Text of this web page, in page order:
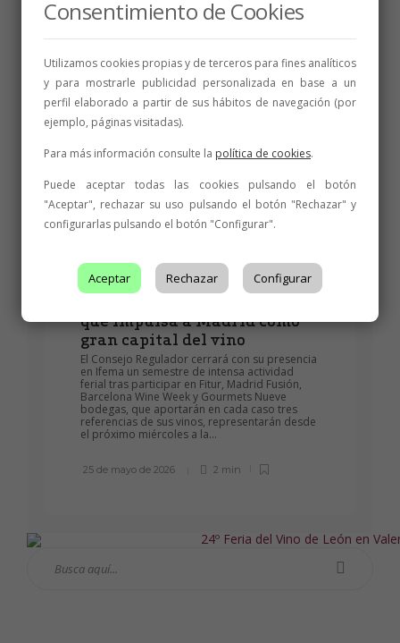
Pincerna, Gordonzello, Melgarajo, Meóriga, El
Merino triunfan en los Premios Baco, Ecovino,
International Virtus y Onvinum Un nuevo gran
oro, ocho oros y doce platas suman otras
veintiuna medallas para los vinos certificados
por la Denominación de Origen...
6 de junio de 2026
La DO León llevará nueve
que impulsa a Madrid como
gran capital del vino
El Consejo Regulador cerrará con su presencia
en Ifema un semestre de intensa actividad
ferial tras participar en Fitur, Madrid Fusión,
Barcelona Wine Week y Gourmets Nueve
bodegas, que aportarán en cada caso tres
referencias de sus vinos, representarán desde
el próximo miércoles a la...
25 de mayo de 2026 2 min
Consentimiento de Cookies
Utilizamos cookies propias y de terceros para fines analíticos
y para mostrarle publicidad personalizada en base a un
perfil elaborado a partir de sus hábitos de navegación (por
ejemplo, páginas visitadas).
Para más información consulte la política de cookies.
Puede aceptar todas las cookies pulsando el botón
"Aceptar", rechazar su uso pulsando el botón "Rechazar" y
configurarlas pulsando el botón "Configurar".
Aceptar Rechazar Configurar